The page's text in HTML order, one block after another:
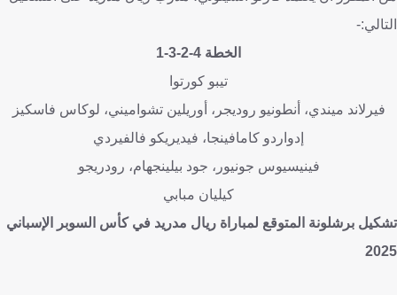
التالي:-
الخطة 4-2-3-1
تيبو كورتوا
فيرلاند ميندي، أنطونيو روديجر، أوريلين تشواميني، لوكاس فاسكيز
إدواردو كامافينجا، فيديريكو فالفيردي
فينيسيوس جونيور، جود بيلينجهام، رودريجو
كيليان مبابي
تشكيل برشلونة المتوقع لمباراة ريال مدريد في كأس السوبر الإسباني
2025